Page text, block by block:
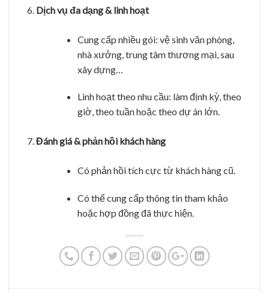
Dịch vụ đa dạng & linh hoạt
Cung cấp nhiều gói: vệ sinh văn phòng,
nhà xưởng, trung tâm thương mại, sau
xây dựng…
Linh hoạt theo nhu cầu: làm định kỳ, theo
giờ, theo tuần hoặc theo dự án lớn.
Đánh giá & phản hồi khách hàng
Có phản hồi tích cực từ khách hàng cũ.
Có thể cung cấp thông tin tham khảo
hoặc hợp đồng đã thực hiện.